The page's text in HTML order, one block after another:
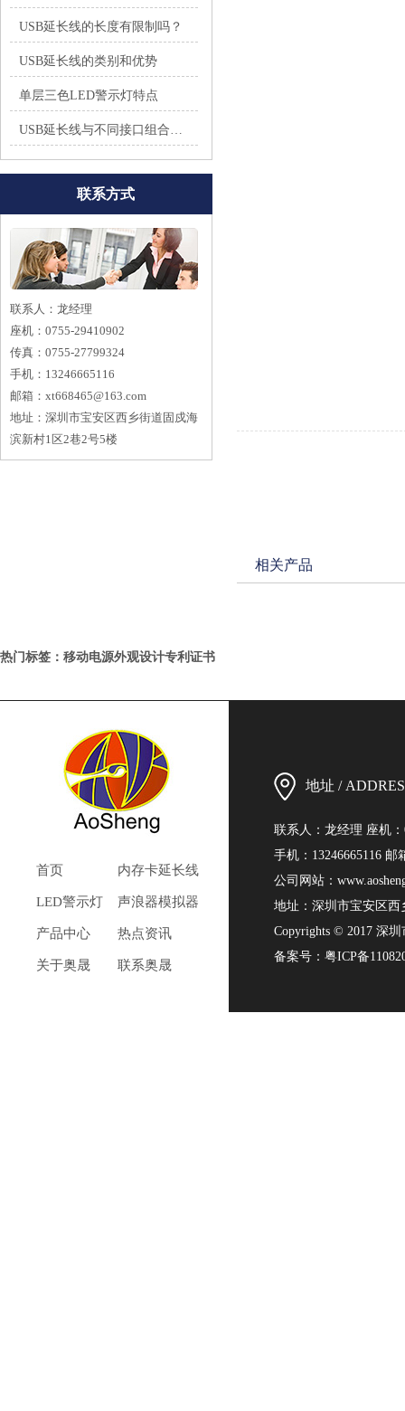
USB延长线的长度有限制吗？
USB延长线的类别和优势
单层三色LED警示灯特点
USB延长线与不同接口组合会怎么样？
联系方式
联系人：龙经理
座机：0755-29410902
传真：0755-27799324
手机：13246665116
邮箱： xt668465@163.com
地址：深圳市宝安区西乡街道固戍海
滨新村1区2巷2号5楼
相关产品
热门标签：移动电源外观设计专利证书
首页 内存卡延长线
LED警示灯 声浪器模拟器
产品中心 热点资讯
关于奥晟 联系奥晟
地址 /
联系人：龙经理 座机：
手机：13246665116 邮
公司网站：
地址：深圳市宝安区西
Copyrights © 2017 深
备案号： 粤ICP备